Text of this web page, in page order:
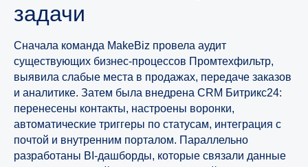
задачи
Сначала команда MakeBiz провела аудит
существующих бизнес-процессов Промтехфильтр,
выявила слабые места в продажах, передаче заказов
и аналитике. Затем была внедрена CRM Битрикс24:
перенесены контакты, настроены воронки,
автоматические триггеры по статусам, интеграция с
почтой и внутренним порталом. Параллельно
разработаны BI-дашборды, которые связали данные